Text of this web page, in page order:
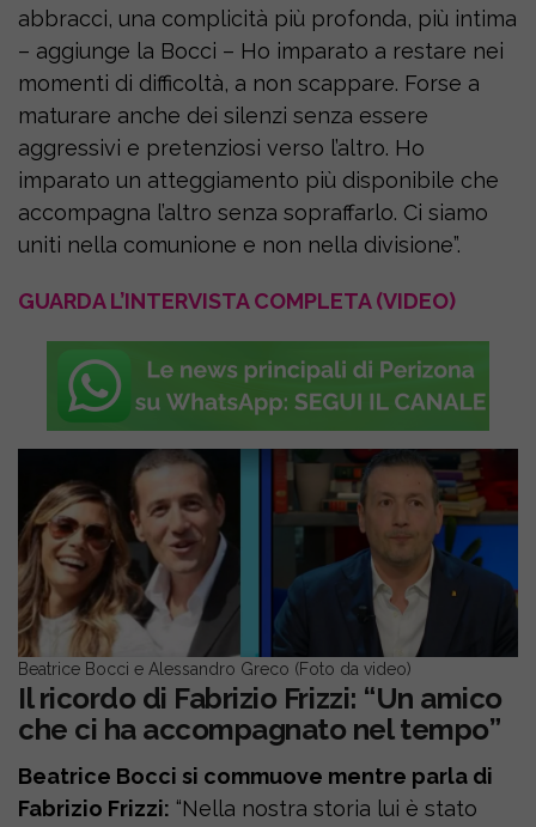
abbracci, una complicità più profonda, più intima
– aggiunge la Bocci – Ho imparato a restare nei
momenti di difficoltà, a non scappare. Forse a
maturare anche dei silenzi senza essere
aggressivi e pretenziosi verso l’altro. Ho
imparato un atteggiamento più disponibile che
accompagna l’altro senza sopraffarlo. Ci siamo
uniti nella comunione e non nella divisione”.
GUARDA L’INTERVISTA COMPLETA (VIDEO)
Beatrice Bocci e Alessandro Greco (Foto da video)
Il ricordo di Fabrizio Frizzi: “Un amico
che ci ha accompagnato nel tempo”
Beatrice Bocci si commuove mentre parla di
Fabrizio Frizzi: “Nella nostra storia lui è stato